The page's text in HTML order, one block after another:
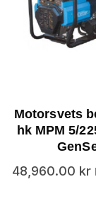
Motorsvets
hk MPM 5/
48,960.00 kr